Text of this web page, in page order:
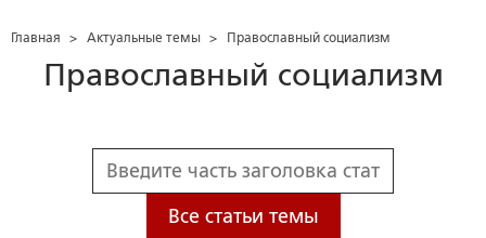
Главная > Актуальные темы > Православный социализм
Православный социализм
Все статьи темы